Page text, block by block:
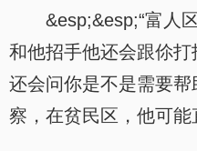
&esp;&esp;“富人
和他招手他还会跟伱打
还会问你是不是需要
察，在贫民区，他可能